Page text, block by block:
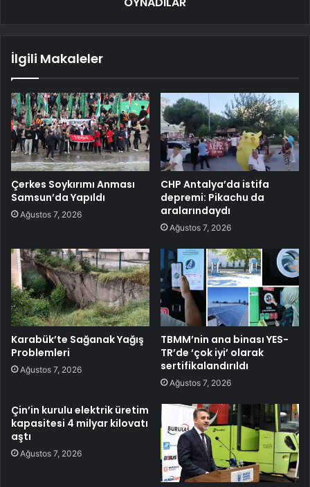
İlgili Makaleler
Çerkes Soykırımı Anması
Samsun’da Yapıldı
Ağustos 7, 2026
CHP Antalya’da istifa
depremi: Pikachu da
aralarındaydı
Ağustos 7, 2026
Karabük’te Sağanak Yağış
Problemleri
Ağustos 7, 2026
TBMM’nin ana binası YES-
TR’de ‘çok iyi’ olarak
sertifikalandırıldı
Ağustos 7, 2026
Çin’in kurulu elektrik üretim
kapasitesi 4 milyar kilovatı
aştı
Ağustos 7, 2026